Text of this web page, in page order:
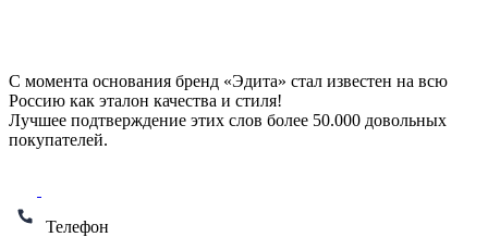
С момента основания бренд «Эдита» стал известен на всю
Россию как эталон качества и стиля!
Лучшее подтверждение этих слов более 50.000 довольных
покупателей.
Телефон